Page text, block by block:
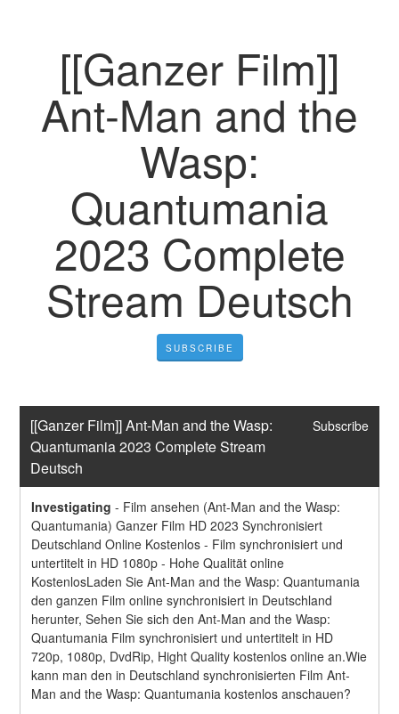
[[Ganzer Film]]
Ant-Man and the
Wasp:
Quantumania
2023 Complete
Stream Deutsch
SUBSCRIBE
[[Ganzer Film]] Ant-Man and the Wasp:
Quantumania 2023 Complete Stream
Deutsch
Subscribe
Investigating - Film ansehen (Ant-Man and the Wasp:
Quantumania) Ganzer Film HD 2023 Synchronisiert
Deutschland Online Kostenlos - Film synchronisiert und
untertitelt in HD 1080p - Hohe Qualität online
KostenlosLaden Sie Ant-Man and the Wasp: Quantumania
den ganzen Film online synchronisiert in Deutschland
herunter, Sehen Sie sich den Ant-Man and the Wasp:
Quantumania Film synchronisiert und untertitelt in HD
720p, 1080p, DvdRip, Hight Quality kostenlos online an.Wie
kann man den in Deutschland synchronisierten Film Ant-
Man and the Wasp: Quantumania kostenlos anschauen?